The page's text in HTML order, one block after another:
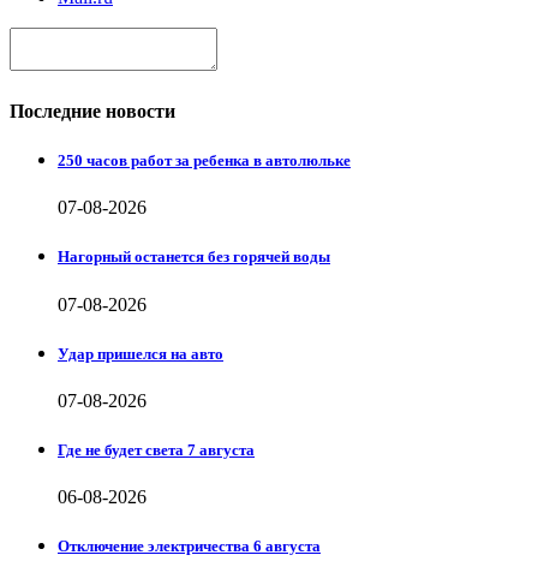
Последние новости
250 часов работ за ребенка в автолюльке
07-08-2026
Нагорный останется без горячей воды
07-08-2026
Удар пришелся на авто
07-08-2026
Где не будет света 7 августа
06-08-2026
Отключение электричества 6 августа